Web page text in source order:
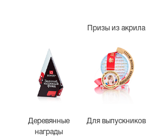
Призы из акрила
Деревянные
награды
Для выпускников